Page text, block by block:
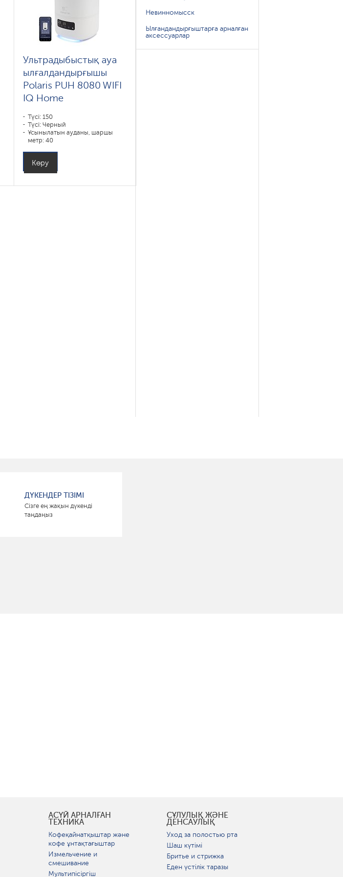
Ультрадыбыстық ауа
ылғалдандырғышы
Polaris PUH 8080 WIFI
IQ Home
Түсі: 150
Түсі: Черный
Ұсынылатын ауданы, шаршы
метр: 40
Көру
Невинномысск
Ылғандандырғыштарға арналған
аксессуарлар
ДҮКЕНДЕР ТІЗІМІ
Сізге ең жақын дүкенді
таңдаңыз
АСҮЙ АРНАЛҒАН
ТЕХНИКА
Кофеқайнатқыштар және
кофе ұнтақтағыштар
Измельчение и
смешивание
Мультипісіргіш
СҰЛУЛЫҚ ЖӘНЕ
ДЕНСАУЛЫҚ
Уход за полостью рта
Шаш күтімі
Бритье и стрижка
Еден үстілік таразы